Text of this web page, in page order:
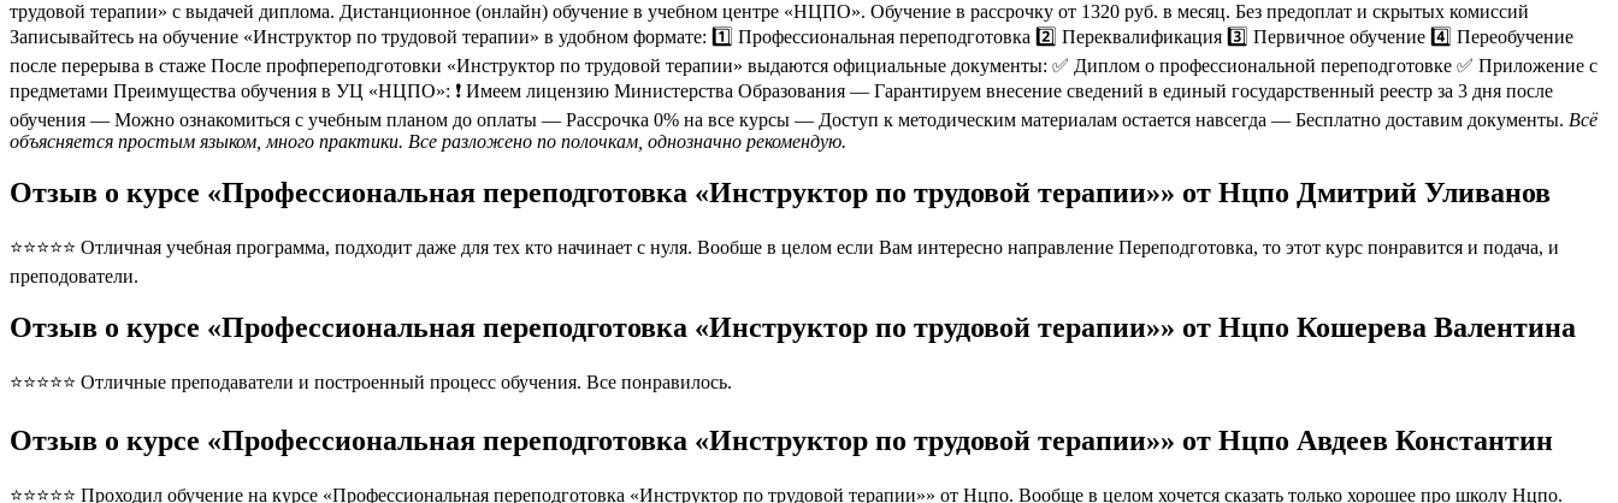
трудовой терапии» с выдачей диплома. Дистанционное (онлайн) обучение в учебном центре «НЦПО». Обучение в рассрочку от 1320 руб. в месяц. Без предоплат и скрытых комиссий
Записывайтесь на обучение «Инструктор по трудовой терапии» в удобном формате: 1️⃣ Профессиональная переподготовка 2️⃣ Переквалификация 3️⃣ Первичное обучение 4️⃣ Переобучение
после перерыва в стаже После профпереподготовки «Инструктор по трудовой терапии» выдаются официальные документы: ✅ Диплом о профессиональной переподготовке ✅ Приложение с
предметами Преимущества обучения в УЦ «НЦПО»: ❗️ Имеем лицензию Министерства Образования — Гарантируем внесение сведений в единый государственный реестр за 3 дня после
обучения — Можно ознакомиться с учебным планом до оплаты — Рассрочка 0% на все курсы — Доступ к методическим материалам остается навсегда — Бесплатно доставим документы. Всё
объясняется простым языком, много практики. Все разложено по полочкам, однозначно рекомендую.
Отзыв о курсе «Профессиональная переподготовка «Инструктор по трудовой терапии»» от Нцпо Дмитрий Уливанов
⭐⭐⭐⭐⭐ Отличная учебная программа, подходит даже для тех кто начинает с нуля. Вообше в целом если Вам интересно направление Переподготовка, то этот курс понравится и подача, и
преподователи.
Отзыв о курсе «Профессиональная переподготовка «Инструктор по трудовой терапии»» от Нцпо Кошерева Валентина
⭐⭐⭐⭐⭐ Отличные преподаватели и построенный процесс обучения. Все понравилось.
Отзыв о курсе «Профессиональная переподготовка «Инструктор по трудовой терапии»» от Нцпо Авдеев Константин
⭐⭐⭐⭐⭐ Проходил обучение на курсе «Профессиональная переподготовка «Инструктор по трудовой терапии»» от Нцпо. Вообще в целом хочется сказать только хорошее про школу Нцпо.